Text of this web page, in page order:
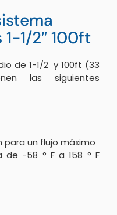
1/2″ 100ft
de 1-1/2 y 100ft (33
las siguientes
para un flujo máximo
de -58 ° F a 158 ° F